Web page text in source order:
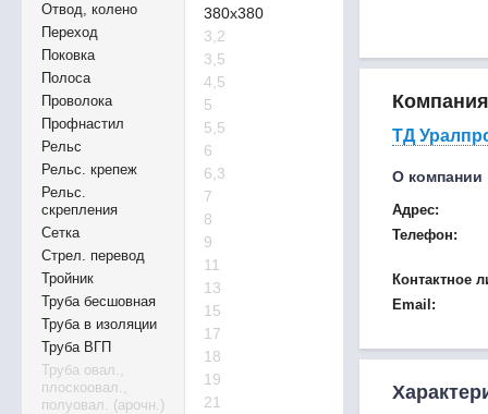
Отвод, колено
Переход
Поковка
Полоса
Проволока
Профнастил
Рельс
Рельс. крепеж
Рельс.
скрепления
Сетка
Стрел. перевод
Тройник
Труба бесшовная
Труба в изоляции
Труба ВГП
Труба овал.,
плоскоовал.,
полуовал. (арочн.)
380х380
3,2
3,5
4,5
5
5,5
6
6,3
7
8
9
11
13
15
17
18
19
21
Компания
ТД
О компании
Адрес:
Телефон:
Контактное
Email: